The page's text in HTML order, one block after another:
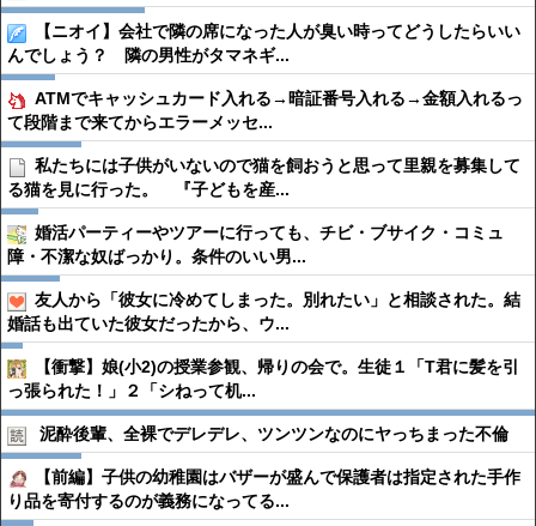
【ニオイ】会社で隣の席になった人が臭い時ってどうしたらいい
んでしょう？ 隣の男性がタマネギ...
ATMでキャッシュカード入れる→暗証番号入れる→金額入れるっ
て段階まで来てからエラーメッセ...
私たちには子供がいないので猫を飼おうと思って里親を募集して
る猫を見に行った。 『子どもを産...
婚活パーティーやツアーに行っても、チビ・ブサイク・コミュ
障・不潔な奴ばっかり。条件のいい男...
友人から「彼女に冷めてしまった。別れたい」と相談された。結
婚話も出ていた彼女だったから、ウ...
【衝撃】娘(小2)の授業参観、帰りの会で。生徒１「T君に髪を引
っ張られた！」２「シねって机...
泥酔後輩、全裸でデレデレ、ツンツンなのにヤっちまった不倫
【前編】子供の幼稚園はバザーが盛んで保護者は指定された手作
り品を寄付するのが義務になってる...